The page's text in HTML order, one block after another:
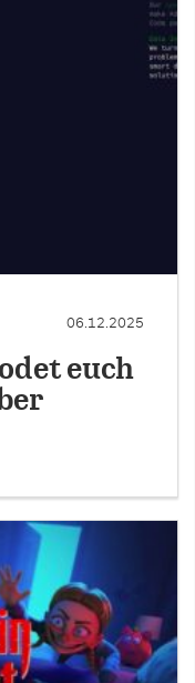
06.12.2025
euch